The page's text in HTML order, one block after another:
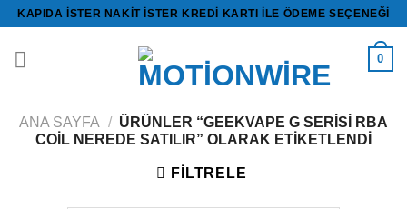
İçeriğe
KAPIDA ISTER NAKİT ISTER KREDİ KARTI ILE ÖDEME SEÇENEĞI
0
ANA SAYFA / ÜRÜNLER “GEEKVAPE G SERISI RBA
COIL NEREDE SATILIR” OLARAK ETIKETLENDI
FILTRELE